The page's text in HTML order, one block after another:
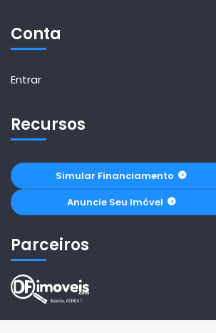
Conta
Entrar
Recursos
Simular Financiamento
Anuncie Seu Imóvel
Parceiros